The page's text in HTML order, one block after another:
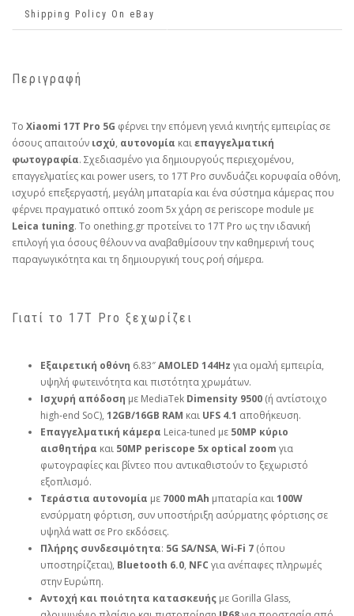
Shipping Policy On eBay
Περιγραφή
Το Xiaomi 17T Pro 5G φέρνει την επόμενη γενιά κινητής εμπειρίας σε
όσους απαιτούν ισχύ, αυτονομία καιεπαγγελματική
φωτογραφία. Σχεδιασμένο για δημιουργούς περιεχομένου,
επαγγελματίες και power users, το 17T Pro συνδυάζει κορυφαία οθόνη,
ισχυρό επεξεργαστή, μεγάλη μπαταρία και ένα σύστημα κάμερας που
φέρνει πραγματικό οπτικό zoom 5x χάρη σε periscope module με
Leica tuning. Το onething.gr προτείνει το 17T Pro ως την ιδανική
επιλογή για όσους θέλουν να αναβαθμίσουν την καθημερινή τους
παραγωγικότητα και τη δημιουργική τους ροή σήμερα.
Γιατί το 17T Pro ξεχωρίζει
Εξαιρετική οθόνη 6.83″AMOLED 144Hz για ομαλή εμπειρία,
υψηλή φωτεινότητα και πιστότητα χρωμάτων.
Ισχυρή απόδοση με MediaTek Dimensity 9500 (ή αντίστοιχο
high‑end SoC), 12GB/16GB RAM και UFS 4.1 αποθήκευση.
Επαγγελματική κάμερα Leica‑tuned με 50MP κύριο
αισθητήρα και 50MP periscope 5x optical zoom για
φωτογραφίες και βίντεο που αντικαθιστούν το ξεχωριστό
εξοπλισμό.
Τεράστια αυτονομία με 7000 mAh μπαταρία και100W
ενσύρματη φόρτιση, συν υποστήριξη ασύρματης φόρτισης σε
υψηλά watt σε Pro εκδόσεις.
Πλήρης συνδεσιμότητα: 5G SA/NSA, Wi‑Fi 7 (όπου
υποστηρίζεται), Bluetooth 6.0, NFC για ανέπαφες πληρωμές
στην Ευρώπη.
Αντοχή και ποιότητα κατασκευής με Gorilla Glass,